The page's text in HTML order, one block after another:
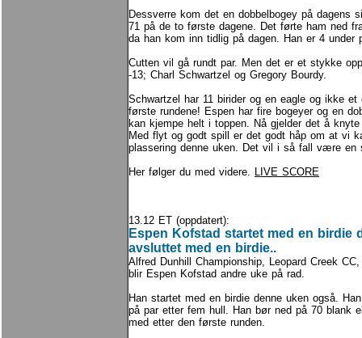
Dessverre kom det en dobbelbogey på dagens
71 på de to første dagene. Det førte ham ned
da han kom inn tidlig på dagen. Han er 4 under
Cutten vil gå rundt par. Men det er et stykke
-13; Charl Schwartzel og Gregory Bourdy.
Schwartzel har 11 birider og en eagle og ikke
første rundene! Espen har fire bogeyer og en
kan kjempe helt i toppen. Nå gjelder det å
Med flyt og godt spill er det godt håp om at vi
plassering denne uken. Det vil i så fall være
Her følger du med videre. LIVE SCORE
13.12 ET (oppdatert):
Espen Kofstad startet med en birdie
avsluttet med en birdie..
Alfred Dunhill Championship, Leopard Creek
blir Espen Kofstad andre uke på rad.
Han startet med en birdie denne uken også.
på par etter fem hull. Han bør ned på 70 blank
med etter den første runden.